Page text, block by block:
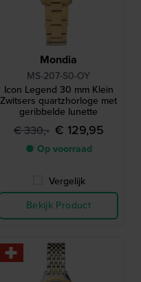
Mondia
MS-207-S0-OY
Icon Legend 30 mm Klein
Zwitsers quartzhorloge met
geribbelde lunette
€ 330,- € 129,95
● Op voorraad
Vergelijk
Bekijk Product